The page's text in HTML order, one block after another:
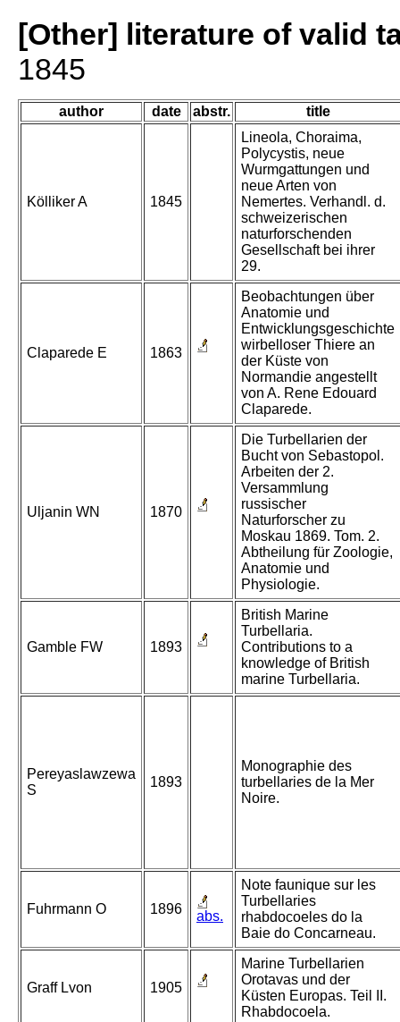
[Other] literature of valid
1845
author date abstr. title
Kölliker A 1845
Lineola, Choraima,
Polycystis, neue
Wurmgattungen und
neue Arten von
Nemertes. Verhandl. d.
schweizerischen
naturforschenden
Gesellschaft bei ihrer
29.
Claparede E 1863
Beobachtungen über
Anatomie und
Entwicklungsgeschichte
wirbelloser Thiere an
der Küste von
Normandie angestellt
von A. Rene Edouard
Claparede.
Uljanin WN 1870
Die Turbellarien der
Bucht von Sebastopol.
Arbeiten der 2.
Versammlung
russischer
Naturforscher zu
Moskau 1869. Tom. 2.
Abtheilung für Zoologie,
Anatomie und
Physiologie.
Gamble FW 1893
British Marine
Turbellaria.
Contributions to a
knowledge of British
marine Turbellaria.
Pereyaslawzewa
S
1893
Monographie des
turbellaries de la Mer
Noire.
Fuhrmann O 1896 abs.
Note faunique sur les
Turbellaries
rhabdocoeles do la
Baie do Concarneau.
Graff Lvon 1905
Marine Turbellarien
Orotavas und der
Küsten Europas. Teil II.
Rhabdocoela.